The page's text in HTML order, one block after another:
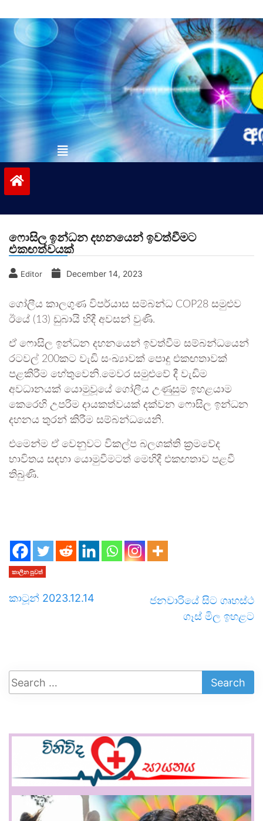
to
contentvinivida.lk
ෆොසිල ඉන්ධන දහනයෙන් ඉවත්වීමට
එකඟත්වයක්
Editor December 14, 2023
ගෝලීය කාලගුණ විපර්යාස සම්බන්ධ COP28 සමුළුව
ඊයේ (13) ඩුබායි හිදී අවසන් වුණි.
ඒ ෆොසිල ඉන්ධන දහනයෙන් ඉවත්වීම සම්බන්ධයෙන්
රටවල් 200කට වැඩි සංඛ්‍යාවක් පොදු එකඟතාවක්
පළකිරීම හේතුවෙනි.මෙවර සමුළුවේ දී වැඩිම
අවධානයක් යොමුවූයේ ගෝලීය උණුසුම ඉහළයාම
කෙරෙහි උපරිම දායකත්වයක් දක්වන ෆොසිල ඉන්ධන
දහනය තුරන් කිරීම සම්බන්ධයෙනි.
එමෙන්ම ඒ වෙනුවට විකල්ප බලශක්ති ක්‍රමවේද
භාවිතය සඳහා යොමුවීමටත් මෙහිදී එකඟතාව පළවී
තිබුණි.
කාලීන පුවත්
කාටූන් 2023.12.14
ජනවාරියේ සිට ගෘහස්ථ
ගෑස් මිල ඉහළට